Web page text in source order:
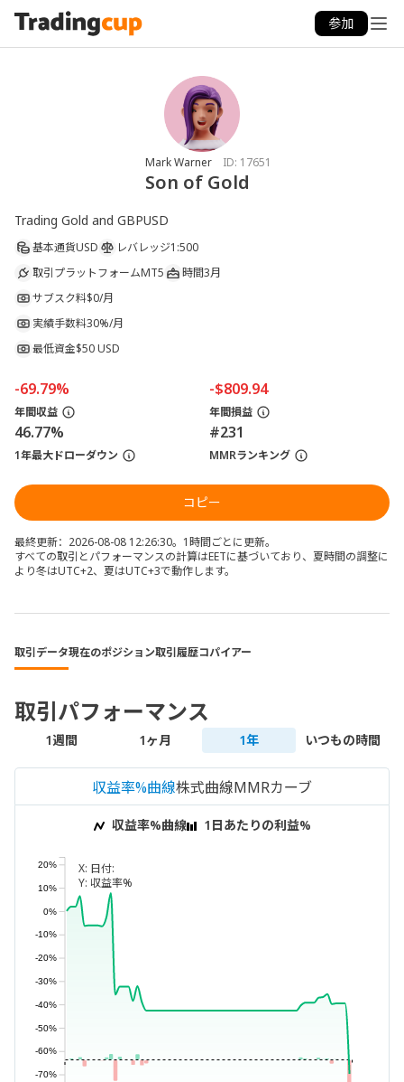
参加
Mark Warner ID: 17651
Son of Gold
Trading Gold and GBPUSD
基本通貨USD レバレッジ1:500
取引プラットフォームMT5 時間3月
サブスク料$0/月
実績手数料30%/月
最低資金$50 USD
-69.79%
年間収益
-$809.94
年間損益
46.77%
1年最大ドローダウン
#231
MMRランキング
コピー
最終更新：2026-08-08 12:26:30。1時間ごとに更新。
すべての取引とパフォーマンスの計算はEETに基づいており、夏時間の調整に
より冬はUTC+2、夏はUTC+3で動作します。
取引データ現在のポジション取引履歴コパイアー
取引パフォーマンス
1週間 1ヶ月 1年 いつもの時間
収益率%曲線株式曲線MMRカーブ
収益率%曲線 1日あたりの利益%
X: 日付:
Y: 収益率%
-70%
-60%
-50%
-40%
-30%
-20%
-10%
0%
10%
20%